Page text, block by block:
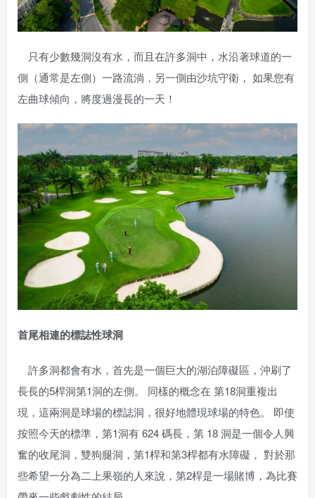
只有少數幾洞沒有水，而且在許多洞中，水沿著球道的一
側（通常是左側）一路流淌，另一側由沙坑守衛， 如果您有
左曲球傾向，將度過漫長的一天！
首尾相連的標誌性球洞
許多洞都會有水，首先是一個巨大的湖泊障礙區，沖刷了
長長的5桿洞第1洞的左側。 同樣的概念在 第18洞重複出
現，這兩洞是球場的標誌洞，很好地體現球場的特色。 即使
按照今天的標準，第1洞有 624 碼長，第 18 洞是一個令人興
奮的收尾洞，雙狗腿洞，第1桿和第3桿都有水障礙， 對於那
些希望一分為二上果嶺的人來說，第2桿是一場賭博，為比賽